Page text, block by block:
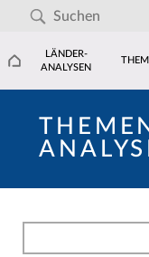
LÄNDER-
ANALYSEN